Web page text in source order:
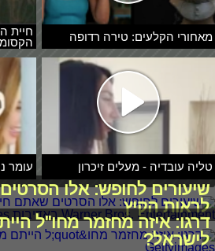
מאחורי הקלעים: טירה רדופה
חיית
טליה עובדיה - מעלים זיכרון עומר
שיעורים לחופש: אלו
לראות הקיץ
דרגו: איזה מחזמר מחו"ל
לישראל?